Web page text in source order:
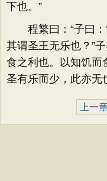
下也。”
程繁曰：“子曰：‘
其谓圣王无乐也？”
食之利也。以知饥而
圣有乐而少，此亦无
上一